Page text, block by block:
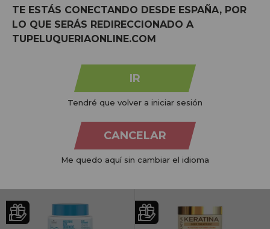
Yamá Beauty Liss Repair Protector
Térmico Reparador 150ml
8,49€
COMPRAR
Yamá Beauty Liss Repair Sérum
Reparador De Acabado 30ml
15,50€
COMPRAR
TE ESTÁS CONECTANDO DESDE ESPAÑA, POR
LO QUE SERÁS REDIRECCIONADO A
TUPELUQUERIAONLINE.COM
IR
Tendré que volver a iniciar sesión
CANCELAR
Me quedo aquí sin cambiar el idioma